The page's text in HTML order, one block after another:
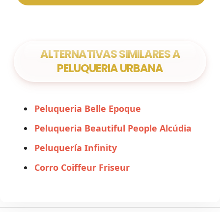
ALTERNATIVAS SIMILARES A
PELUQUERIA URBANA
Peluqueria Belle Epoque
Peluqueria Beautiful People Alcúdia
Peluquería Infinity
Corro Coiffeur Friseur